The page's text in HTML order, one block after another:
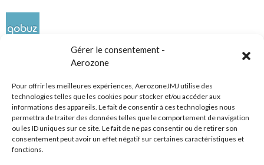
Gérer le consentement -
Aerozone
Pour offrir les meilleures expériences, AerozoneJMJ utilise des
technologies telles que les cookies pour stocker et/ou accéder aux
informations des appareils. Le fait de consentir à ces technologies nous
permettra de traiter des données telles que le comportement de navigation
ou les ID uniques sur ce site. Le fait de ne pas consentir ou de retirer son
consentement peut avoir un effet négatif sur certaines caractéristiques et
fonctions.
Réseaux sociaux